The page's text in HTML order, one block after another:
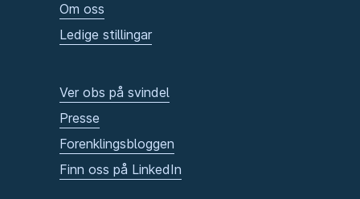
Om oss
Ledige stillingar
Ver obs på svindel
Presse
Forenklingsbloggen
Finn oss på LinkedIn